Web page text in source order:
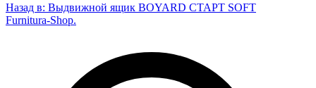
Назад в: Выдвижной ящик BOYARD СТАРТ SOFT
Furnitura-Shop.